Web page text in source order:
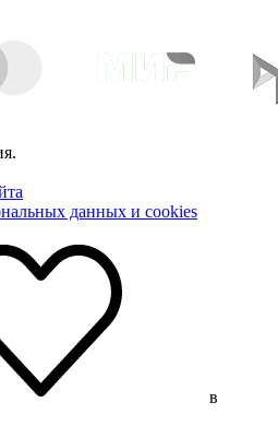
данных и cookies
в